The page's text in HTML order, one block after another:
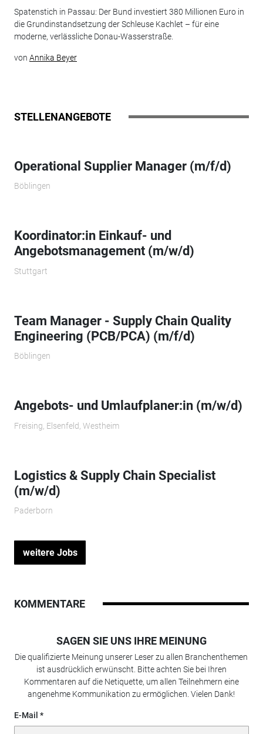
Spatenstich in Passau: Der Bund investiert 380 Millionen Euro in
die Grundinstandsetzung der Schleuse Kachlet – für eine
moderne, verlässliche Donau-Wasserstraße.
von Annika Beyer
STELLENANGEBOTE
Operational Supplier Manager (m/f/d)
Böblingen
Koordinator:in Einkauf- und
Angebotsmanagement (m/w/d)
Stuttgart
Team Manager - Supply Chain Quality
Engineering (PCB/PCA) (m/f/d)
Böblingen
Angebots- und Umlaufplaner:in (m/w/d)
Freising, Elsenfeld, Westheim
Logistics & Supply Chain Specialist
(m/w/d)
Paderborn
weitere Jobs
KOMMENTARE
SAGEN SIE UNS IHRE MEINUNG
Die qualifizierte Meinung unserer Leser zu allen Branchenthemen
ist ausdrücklich erwünscht. Bitte achten Sie bei Ihren
Kommentaren auf die Netiquette, um allen Teilnehmern eine
angenehme Kommunikation zu ermöglichen. Vielen Dank!
E-Mail